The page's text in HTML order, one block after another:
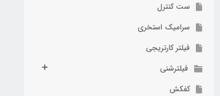
ست کنترل
سرامیک استخری
فیلتر کارتریجی
فیلترشنی
کفکش